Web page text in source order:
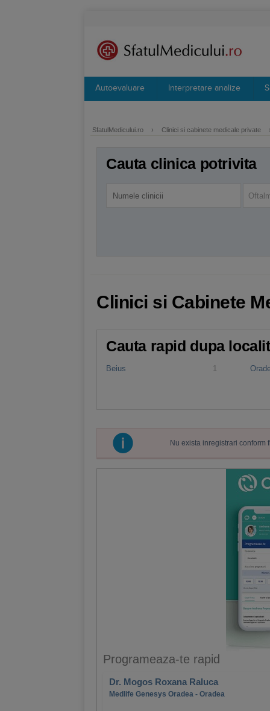
Autoevaluare Interpretare analize
SfatulMedicului.ro › Clinici si cabinete medicale private
Cauta clinica potrivita
Clinici si Cabinete
Cauta rapid dupa
Beius 1
Nu exista inregistrari
Programeaza-te rapid
Dr. Mogos Roxana Raluca
Medlife Genesys Oradea - Oradea